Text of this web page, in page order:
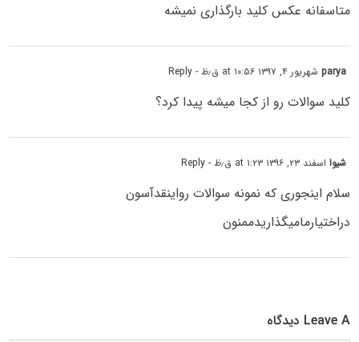
متاسفانه عکس کلید بارگذاری نمیشه
paryaشهریور ۴, ۱۳۹۷ at ۱۰:۵۶ ق٫ظ - Reply
کلید سوالات رو از کجا میشه پیدا کرد؟
شیوااسفند ۲۳, ۱۳۹۶ at ۱:۲۳ ق٫ظ - Reply
سلام اینجوری که نمونه سوالات رواینقدآسون
دراختیارمامیگذاریدممنون
Leave A دیدگاه